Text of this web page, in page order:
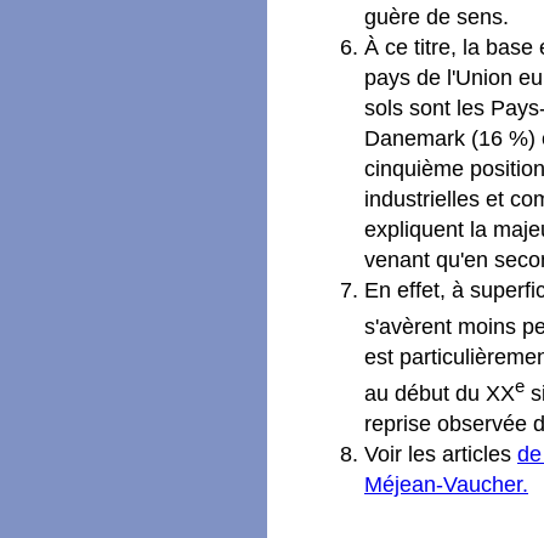
guère de sens.
À ce titre, la base
pays de l'Union
sols sont les
Danemark (16
cinquième
industrielles et
expliquent la
venant qu'en
En effet, à
s'avèrent moins
est
au début du XXe
reprise observée
Voir les articles
Méjean-Vaucher.